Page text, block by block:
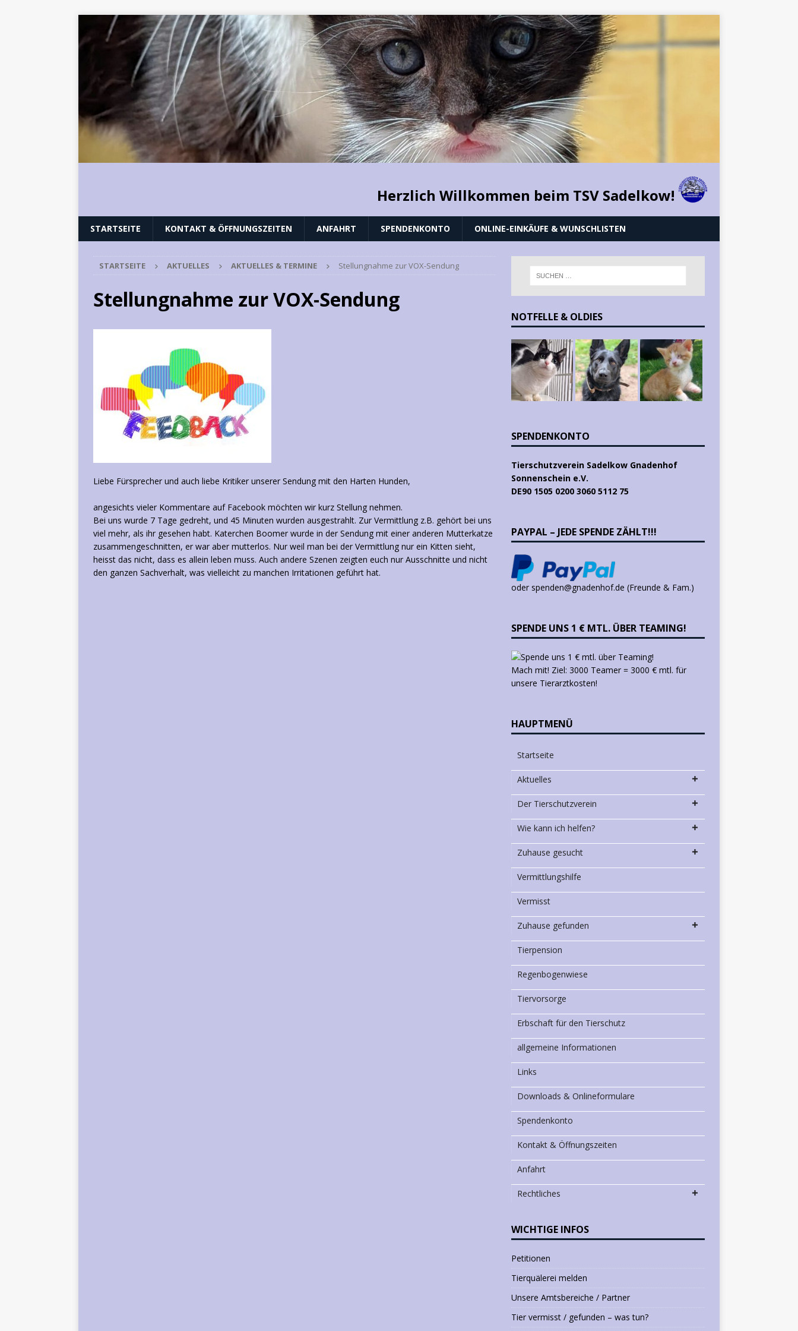
Herzlich Willkommen beim TSV Sadelkow!
STARTSEITE KONTAKT & ÖFFNUNGSZEITEN ANFAHRT SPENDENKONTO ONLINE-EINKÄUFE & WUNSCHLISTEN
STARTSEITE AKTUELLES AKTUELLES & TERMINE Stellungnahme zur VOX-Sendung
Stellungnahme zur VOX-Sendung
Liebe Fürsprecher und auch liebe Kritiker unserer Sendung mit den Harten Hunden,
angesichts vieler Kommentare auf Facebook möchten wir kurz Stellung nehmen.
Bei uns wurde 7 Tage gedreht, und 45 Minuten wurden ausgestrahlt. Zur Vermittlung z.B. gehört bei uns
viel mehr, als ihr gesehen habt. Katerchen Boomer wurde in der Sendung mit einer anderen Mutterkatze
zusammengeschnitten, er war aber mutterlos. Nur weil man bei der Vermittlung nur ein Kitten sieht,
heisst das nicht, dass es allein leben muss. Auch andere Szenen zeigten euch nur Ausschnitte und nicht
den ganzen Sachverhalt, was vielleicht zu manchen Irritationen geführt hat.
NOTFELLE & OLDIES
SPENDENKONTO
Tierschutzverein Sadelkow Gnadenhof
Sonnenschein e.V.
DE90 1505 0200 3060 5112 75
PAYPAL – JEDE SPENDE ZÄHLT!!!
oder spenden@gnadenhof.de (Freunde & Fam.)
SPENDE UNS 1 € MTL. ÜBER TEAMING!
Mach mit! Ziel: 3000 Teamer = 3000 € mtl. für
unsere Tierarztkosten!
HAUPTMENÜ
Startseite
Aktuelles
Der Tierschutzverein
Wie kann ich helfen?
Zuhause gesucht
Vermittlungshilfe
Vermisst
Zuhause gefunden
Tierpension
Regenbogenwiese
Tiervorsorge
Erbschaft für den Tierschutz
allgemeine Informationen
Links
Downloads & Onlineformulare
Spendenkonto
Kontakt & Öffnungszeiten
Anfahrt
Rechtliches
WICHTIGE INFOS
Petitionen
Tierquälerei melden
Unsere Amtsbereiche / Partner
Tier vermisst / gefunden – was tun?